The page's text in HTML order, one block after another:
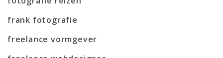
frank fotografie
freelance vormgever